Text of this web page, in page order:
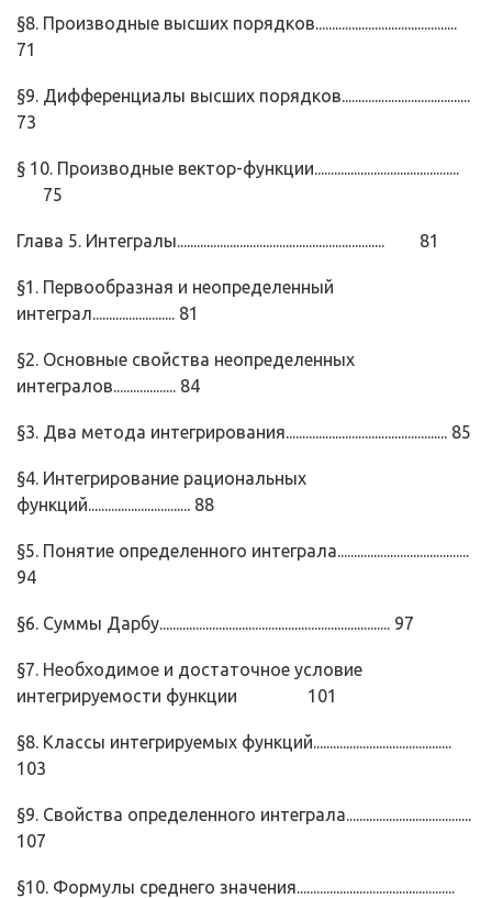
§8. Производные высших порядков...........................................
71
§9. Дифференциалы высших порядков.......................................
73
§ 10. Производные вектор-функции............................................
75
Глава 5. Интегралы............................................................... 81
§1. Первообразная и неопределенный
интеграл......................... 81
§2. Основные свойства неопределенных
интегралов................... 84
§3. Два метода интегрирования................................................. 85
§4. Интегрирование рациональных
функций............................... 88
§5. Понятие определенного интеграла........................................
94
§6. Суммы Дарбу...................................................................... 97
§7. Необходимое и достаточное условие
интегрируемости функ­ции 101
§8. Классы интегрируемых функций..........................................
103
§9. Свойства определенного интеграла......................................
107
§10. Формулы среднего значения................................................